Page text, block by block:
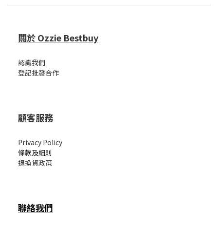
關於 Ozzie Bestbuy
認識我們
登記批發合作
顧客服務
Privacy Policy
條款及細則
退換貨政策
聯絡我們